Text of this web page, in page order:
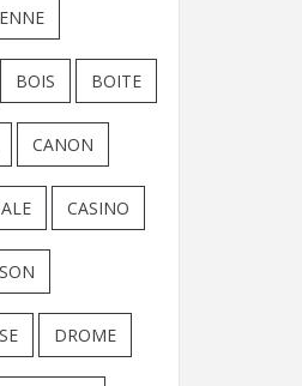
BOIS BOITE
CANON
CASINO
DROME